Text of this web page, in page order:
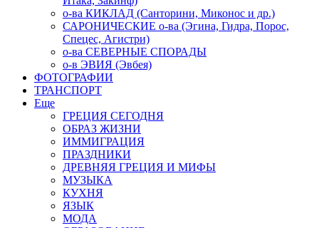
о-ва КИКЛАД (Санторини, Миконос и др.)
САРОНИЧЕСКИЕ о-ва (Эгина, Гидра, Порос,
Спецес, Агистри)
о-ва СЕВЕРНЫЕ СПОРАДЫ
о-в ЭВИЯ (Эвбея)
ФОТОГРАФИИ
ТРАНСПОРТ
Еще
ГРЕЦИЯ СЕГОДНЯ
ОБРАЗ ЖИЗНИ
ИММИГРАЦИЯ
ПРАЗДНИКИ
ДРЕВНЯЯ ГРЕЦИЯ И МИФЫ
МУЗЫКА
КУХНЯ
ЯЗЫК
МОДА